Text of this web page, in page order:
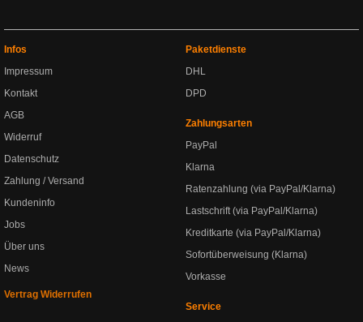
Infos
Impressum
Kontakt
AGB
Widerruf
Datenschutz
Zahlung / Versand
Kundeninfo
Jobs
Über uns
News
Vertrag Widerrufen
Paketdienste
DHL
DPD
Zahlungsarten
PayPal
Klarna
Ratenzahlung (via PayPal/Klarna)
Lastschrift (via PayPal/Klarna)
Kreditkarte (via PayPal/Klarna)
Sofortüberweisung (Klarna)
Vorkasse
Service